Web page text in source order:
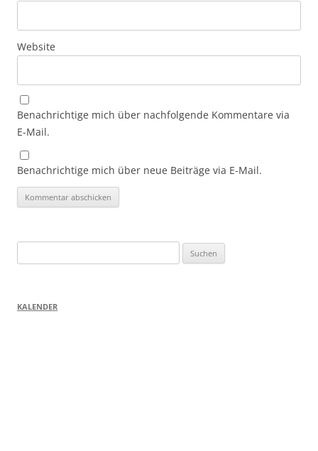
Website
Benachrichtige mich über nachfolgende Kommentare via
E-Mail.
Benachrichtige mich über neue Beiträge via E-Mail.
nach:
KALENDER